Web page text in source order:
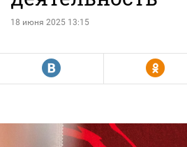
18 июня 2025 13:15
R Y